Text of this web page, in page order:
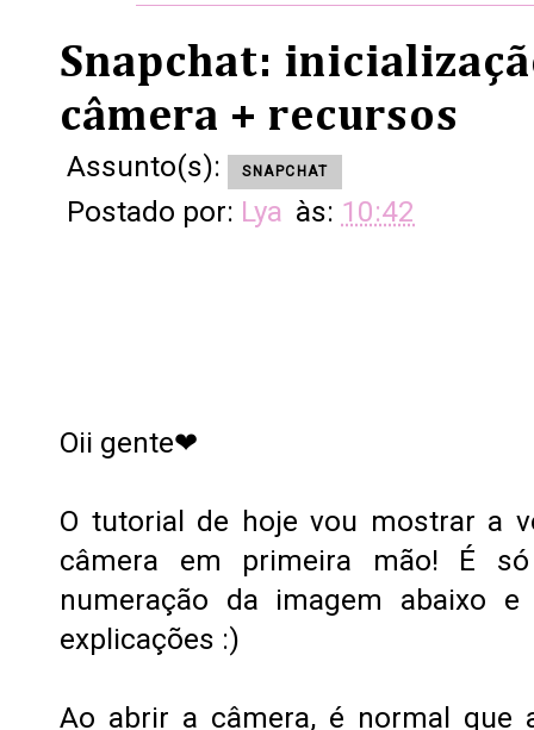
Snapchat:
câmera + recursos
Assunto(s): SNAPCHAT
Postado por: Lya às: 10:42
Oii gente❤
O tutorial de hoje vou mostrar a
câmera em primeira mão! É
numeração da imagem abaixo
explicações :)
Ao abrir a câmera, é normal que